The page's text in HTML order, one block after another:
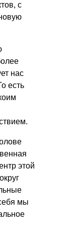
с
нас
есть
этой
мы